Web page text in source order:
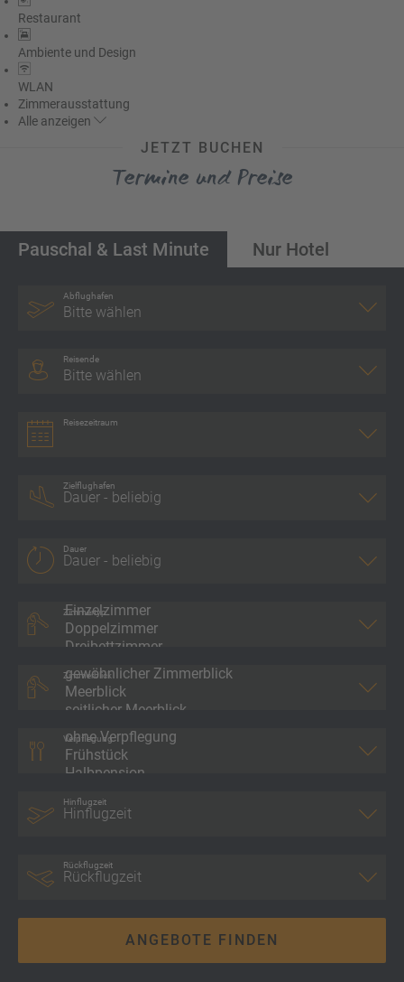
Restaurant
Ambiente und Design
WLAN
Zimmerausstattung
Alle anzeigen
JETZT BUCHEN
Termine und Preise
Pauschal & Last Minute Nur Hotel
Abflughafen
Bitte wählen
Reisende
Bitte wählen
Reisezeitraum
Zielflughafen
Dauer
Zimmertyp
Zimmerblick
ANGEBOTE FINDEN
Verpflegung
Hinflugzeit
Rückflugzeit